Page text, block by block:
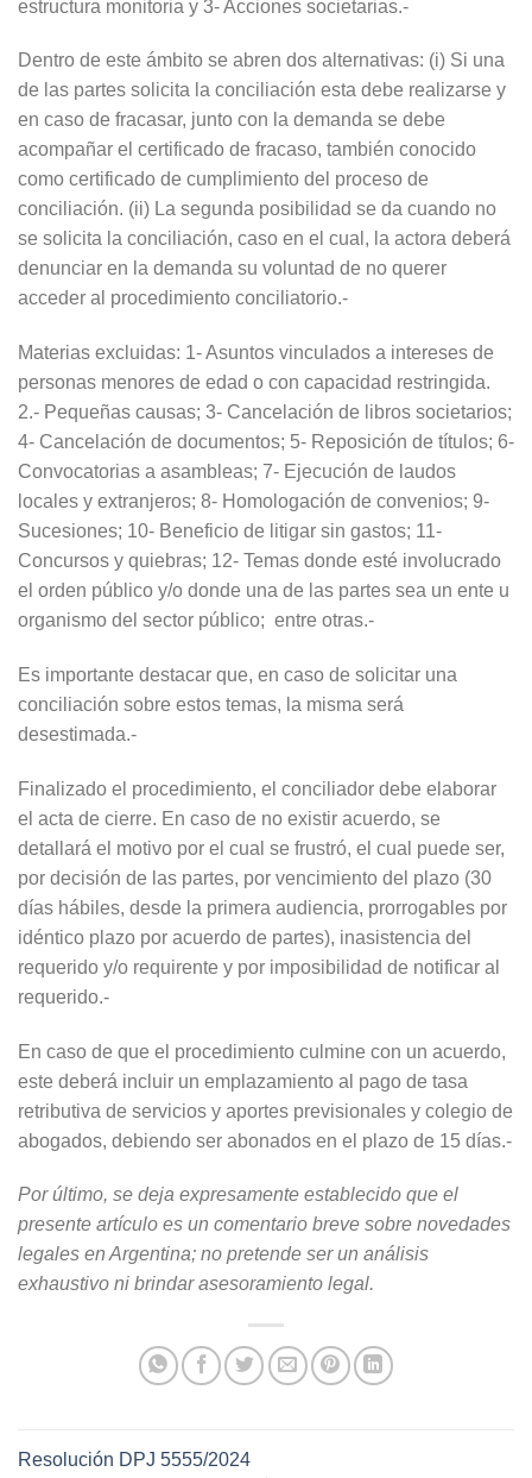
estructura monitoria y 3- Acciones societarias.-
Dentro de este ámbito se abren dos alternativas: (i) Si una
de las partes solicita la conciliación esta debe realizarse y
en caso de fracasar, junto con la demanda se debe
acompañar el certificado de fracaso, también conocido
como certificado de cumplimiento del proceso de
conciliación. (ii) La segunda posibilidad se da cuando no
se solicita la conciliación, caso en el cual, la actora deberá
denunciar en la demanda su voluntad de no querer
acceder al procedimiento conciliatorio.-
Materias excluidas: 1- Asuntos vinculados a intereses de
personas menores de edad o con capacidad restringida.
2.- Pequeñas causas; 3- Cancelación de libros societarios;
4- Cancelación de documentos; 5- Reposición de títulos; 6-
Convocatorias a asambleas; 7- Ejecución de laudos
locales y extranjeros; 8- Homologación de convenios; 9-
Sucesiones; 10- Beneficio de litigar sin gastos; 11-
Concursos y quiebras; 12- Temas donde esté involucrado
el orden público y/o donde una de las partes sea un ente u
organismo del sector público; entre otras.-
Es importante destacar que, en caso de solicitar una
conciliación sobre estos temas, la misma será
desestimada.-
Finalizado el procedimiento, el conciliador debe elaborar
el acta de cierre. En caso de no existir acuerdo, se
detallará el motivo por el cual se frustró, el cual puede ser,
por decisión de las partes, por vencimiento del plazo (30
días hábiles, desde la primera audiencia, prorrogables por
idéntico plazo por acuerdo de partes), inasistencia del
requerido y/o requirente y por imposibilidad de notificar al
requerido.-
En caso de que el procedimiento culmine con un acuerdo,
este deberá incluir un emplazamiento al pago de tasa
retributiva de servicios y aportes previsionales y colegio de
abogados, debiendo ser abonados en el plazo de 15 días.-
Por último, se deja expresamente establecido que el
presente artículo es un comentario breve sobre novedades
legales en Argentina; no pretende ser un análisis
exhaustivo ni brindar asesoramiento legal.
Resolución DPJ 5555/2024